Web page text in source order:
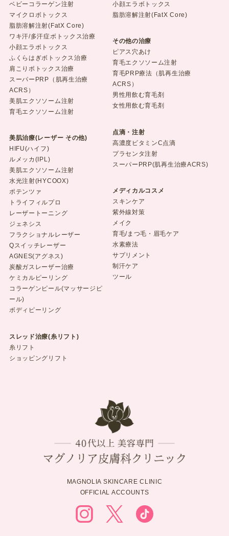
ベビーコラーゲン注射
マイクロボトックス
脂肪溶解注射(FatX Core)
ワキ汗/多汗症ボトックス治療
小顔エラボトックス
ふくらはぎボトックス治療
肩こりボトックス治療
スーパーPRP（肌再生治療
ACRS）
美肌エクソソーム注射
育毛エクソソーム注射
美肌治療(レーザー その他)
HIFU(ハイフ)
ルメッカ(IPL)
美肌エクソソーム注射
水光注射(HYCOOX)
ポテンツァ
トライフィルプロ
レーザートーニング
ジェネシス
フラクショナルレーザー
Qスイッチレーザー
AGNES(アグネス)
炭酸ガスレーザー治療
ケミカルピーリング
コラーゲンピール(マッサージピ
ール)
ボディピーリング
スレッド治療(糸リフト)
糸リフト
ショッピングリフト
小顔エラボトックス
脂肪溶解注射(FatX Core)
その他の治療
ピアス穴あけ
育毛エクソソーム注射
育毛PRP療法（肌再生治療
ACRS）
男性用飲む育毛剤
女性用飲む育毛剤
点滴・注射
高濃度ビタミンC点滴
プラセンタ注射
スーパーPRP(肌再生治療ACRS)
メディカルコスメ
スキンケア
紫外線対策
メイク
育毛/まつ毛・眉毛ケア
水素療法
サプリメント
制汗ケア
ツール
MAGNOLIA SKINCARE CLINIC
OFFICIAL ACCOUNTS